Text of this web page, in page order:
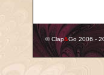
© Clap&Go 2006 -